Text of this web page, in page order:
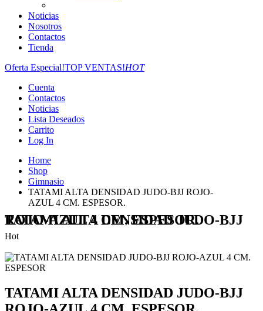
Noticias
Nosotros
Contactos
Tienda
Oferta Especial!TOP VENTAS!HOT
Cuenta
Contactos
Noticias
Lista Deseados
Carrito
Log In
Home
Shop
Gimnasio
TATAMI ALTA DENSIDAD JUDO-BJJ ROJO-
AZUL 4 CM. ESPESOR.
TATAMI ALTA DENSIDAD JUDO-BJJ ROJO-AZUL 4 CM. ESPESOR.
Hot
TATAMI ALTA DENSIDAD JUDO-BJJ